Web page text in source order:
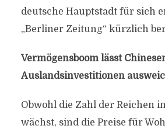
deutsche Hauptstadt für sich
„Berliner Zeitung“ kürzlich
Vermögensboom lässt
Auslandsinvestitionen
Obwohl die Zahl der Reichen
wächst, sind die Preise für